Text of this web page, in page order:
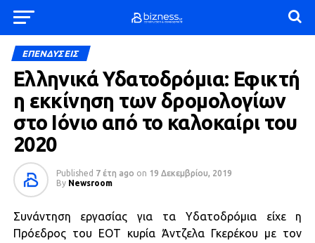
ΕΠΕΝΔΥΣΕΙΣ
Ελληνικά Υδατοδρόμια: Εφικτή
η εκκίνηση των δρομολογίων
στο Ιόνιο από το καλοκαίρι του
2020
Published 7 έτη ago on 19 Δεκεμβρίου, 2019
By Newsroom
Συνάντηση εργασίας για τα Υδατοδρόμια είχε η
Πρόεδρος του ΕΟΤ κυρία Άντζελα Γκερέκου με τον